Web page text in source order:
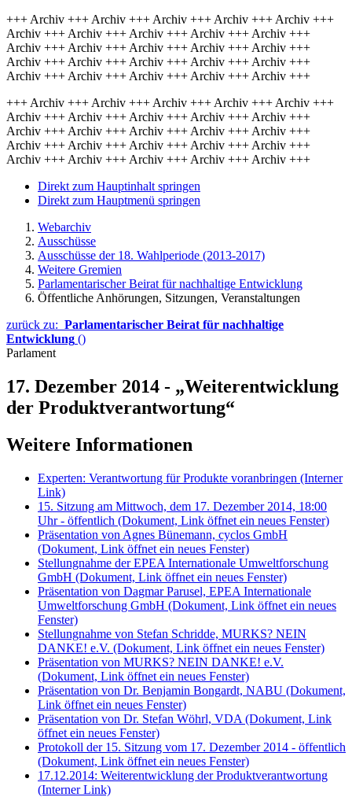
+++ Archiv +++ Archiv +++ Archiv +++ Archiv +++ Archiv +++
Archiv +++ Archiv +++ Archiv +++ Archiv +++ Archiv +++
Archiv +++ Archiv +++ Archiv +++ Archiv +++ Archiv +++
Archiv +++ Archiv +++ Archiv +++ Archiv +++ Archiv +++
Archiv +++ Archiv +++ Archiv +++ Archiv +++ Archiv +++
+++ Archiv +++ Archiv +++ Archiv +++ Archiv +++ Archiv +++
Archiv +++ Archiv +++ Archiv +++ Archiv +++ Archiv +++
Archiv +++ Archiv +++ Archiv +++ Archiv +++ Archiv +++
Archiv +++ Archiv +++ Archiv +++ Archiv +++ Archiv +++
Archiv +++ Archiv +++ Archiv +++ Archiv +++ Archiv +++
Direkt zum Hauptinhalt springen
Direkt zum Hauptmenü springen
Webarchiv
Ausschüsse
Ausschüsse der 18. Wahlperiode (2013-2017)
Weitere Gremien
Parlamentarischer Beirat für nachhaltige Entwicklung
Öffentliche Anhörungen, Sitzungen, Veranstaltungen
zurück zu: Parlamentarischer Beirat für nachhaltige
Entwicklung ()
Parlament
17. Dezember 2014 - „Weiterentwicklung
der Produktverantwortung“
Weitere Informationen
Experten: Verantwortung für Produkte voranbringen (Interner
Link)
15. Sitzung am Mittwoch, dem 17. Dezember 2014, 18:00
Uhr - öffentlich (Dokument, Link öffnet ein neues Fenster)
Präsentation von Agnes Bünemann, cyclos GmbH
(Dokument, Link öffnet ein neues Fenster)
Stellungnahme der EPEA Internationale Umweltforschung
GmbH (Dokument, Link öffnet ein neues Fenster)
Präsentation von Dagmar Parusel, EPEA Internationale
Umweltforschung GmbH (Dokument, Link öffnet ein neues
Fenster)
Stellungnahme von Stefan Schridde, MURKS? NEIN
DANKE! e.V. (Dokument, Link öffnet ein neues Fenster)
Präsentation von MURKS? NEIN DANKE! e.V.
(Dokument, Link öffnet ein neues Fenster)
Präsentation von Dr. Benjamin Bongardt, NABU (Dokument,
Link öffnet ein neues Fenster)
Präsentation von Dr. Stefan Wöhrl, VDA (Dokument, Link
öffnet ein neues Fenster)
Protokoll der 15. Sitzung vom 17. Dezember 2014 - öffentlich
(Dokument, Link öffnet ein neues Fenster)
17.12.2014: Weiterentwicklung der Produktverantwortung
(Interner Link)